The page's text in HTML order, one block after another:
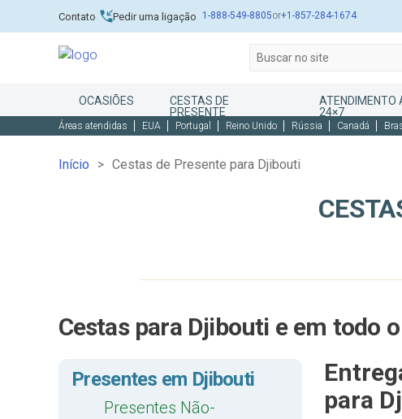
Contato Pedir uma ligação 1-888-549-8805or+1-857-284-1674
OCASIÕES
CESTAS DE
PRESENTE
ATENDIMENTO
24×7
Áreas atendidas EUA Portugal Reino Unido Rússia Canadá
Início Cestas de Presente para Djibouti
Cestas para Djibouti e em todo
Presentes em Djibouti
Presentes Não-
para